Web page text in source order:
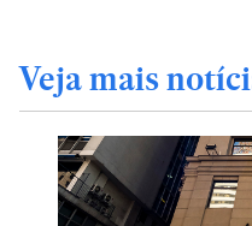
Veja mais